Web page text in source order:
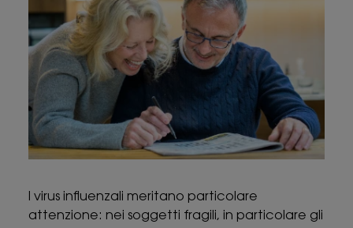
I virus influenzali meritano particolare
attenzione: nei soggetti fragili, in particolare gli